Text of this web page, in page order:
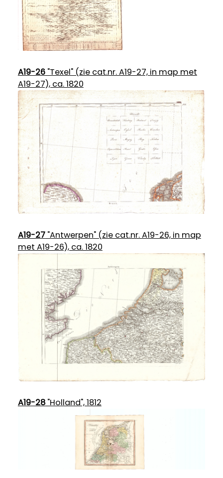
A19-26"Texel" (zie cat.nr. A19-27, in map met
A19-27), ca. 1820
A19-27"Antwerpen" (zie cat.nr. A19-26, in map
met A19-26), ca. 1820
A19-28"Holland", 1812